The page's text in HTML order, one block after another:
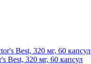
Best, 320 мг, 60 капсул